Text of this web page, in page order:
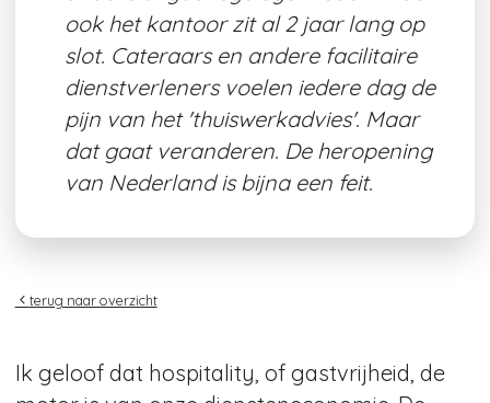
ook het kantoor zit al 2 jaar lang op
slot. Cateraars en andere facilitaire
dienstverleners voelen iedere dag de
pijn van het 'thuiswerkadvies'. Maar
dat gaat veranderen. De heropening
van Nederland is bijna een feit.
terug naar overzicht
Ik geloof dat hospitality, of gastvrijheid, de